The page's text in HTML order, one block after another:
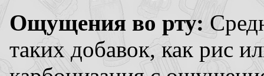
Ощущения во рту:
таких добавок, как рис